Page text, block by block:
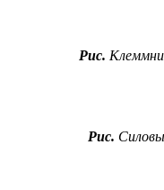
Рис.
Рис.